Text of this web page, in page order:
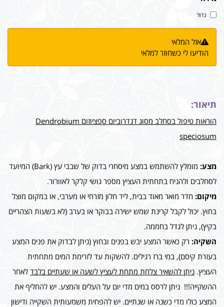
גדול
אזל המלאי
הודיעו לי כשחוזר למלאי
תיאור:
הוראות טיפול בסחלב מסוג דנדרוביום ספציוזום Dendrobium
speciosum
מצע:
מומלץ להשתמש במצע מיסחרי בדוק של שבבי עץ (Bark) המיועד
לסחלבים ולהניח בתחתית העציץ מספר גושי קלקר לאוורור.
מיקום: חדר מואר מאוד בבית, ליד חלון מזרחי או מערבי, או במקום מוצל
בחוץ. יכול לקבל קרינת שמש ישירה בבוקר או בערב (לא בשעות הצהריים
בקיץ), ניתן לגדל בחממה.
השקיה: רק כאשר המצע יבש בפנים ובחוץ (ניתן לבדוק את פנים המצע
בעזרת קיסם), במי ברז רגילים. להשקות עד לזרימת המים מתחתית
העציץ. ניתן להשאיר צלחת מתחת לעציץ לשעה או שעתיים בלבד לאחר
ההשקייה!!! ניתן לרסס במים מדי יום על העלים והמצע. יש להחליף את
המצע כולו מדי כשנה או שנתיים. יש להפחית משמעותית השקייה ודישון